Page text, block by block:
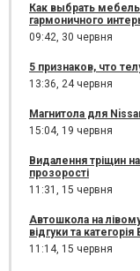
Как выбрать
гармоничного
09:42, 30 червня
5 признаков, что
13:36, 24 червня
Магнитола для
15:04, 19 червня
Видалення тріщин
прозорості
11:31, 15 червня
Автошкола на
відгуки та категорія
11:14, 15 червня